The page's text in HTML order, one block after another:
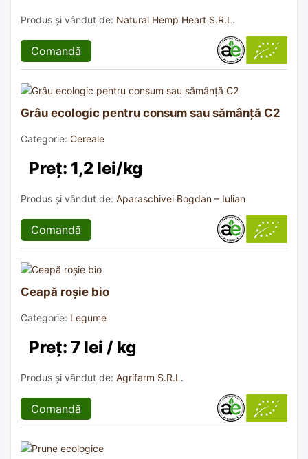
Produs și vândut de: Natural Hemp Heart S.R.L.
Comandă
Grâu ecologic pentru consum sau sămânță C2
Categorie: Cereale
Preț: 1,2 lei/kg
Produs și vândut de: Aparaschivei Bogdan – Iulian
Comandă
Ceapă roșie bio
Categorie: Legume
Preț: 7 lei / kg
Produs și vândut de: Agrifarm S.R.L.
Comandă